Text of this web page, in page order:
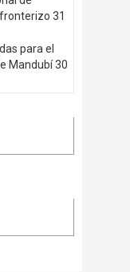
31
para el
Mandubí 30